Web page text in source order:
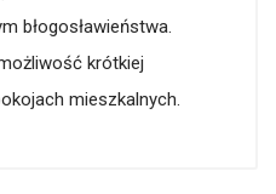
błogosławieństwa.
krótkiej
mieszkalnych.